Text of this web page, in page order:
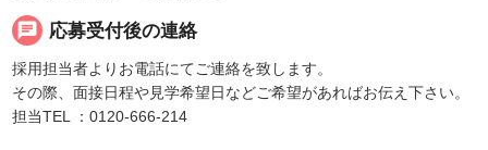
chat 応募受付後の連絡
採用担当者よりお電話にてご連絡を致します。
その際、面接日程や見学希望日などご希望があればお伝え下さい。
担当TEL ：0120-666-214